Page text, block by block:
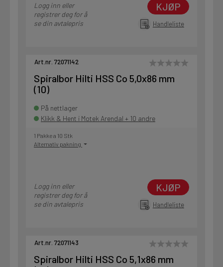
Logg inn eller
registrer deg for å
se din avtalepris
KJØP
Handleliste
Art.nr. 72071142
Spiralbor Hilti HSS Co 5,0x86 mm
(10)
På nettlager
Klikk & Hent i Motek Arendal + 10 andre
1 Pakke a 10 Stk
Alternativ pakning
Logg inn eller
registrer deg for å
se din avtalepris
KJØP
Handleliste
Art.nr. 72071143
Spiralbor Hilti HSS Co 5,1x86 mm